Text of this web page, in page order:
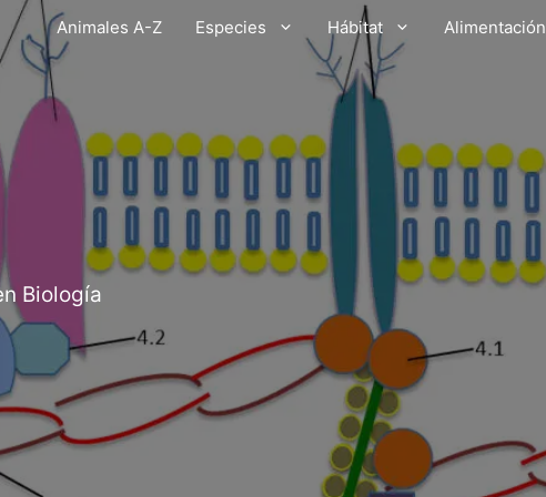
Animales A-Z Especies Hábitat Alimentación
Biología